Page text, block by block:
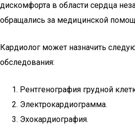
дискомфорта в области сердца
обращались за медицинской
Кардиолог может назначить
обследования:
Рентгенография грудной
Электрокардиограмма.
Эхокардиография.